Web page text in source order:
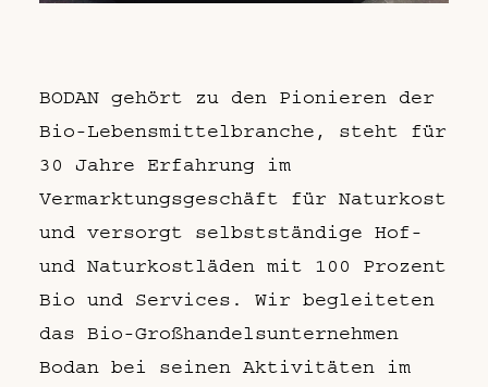
BODAN gehört zu den Pionieren der
Bio-Lebensmittelbranche, steht für
30 Jahre Erfahrung im
Vermarktungsgeschäft für Naturkost
und versorgt selbstständige Hof-
und Naturkostläden mit 100 Prozent
Bio und Services. Wir begleiteten
das Bio-Großhandelsunternehmen
Bodan bei seinen Aktivitäten im